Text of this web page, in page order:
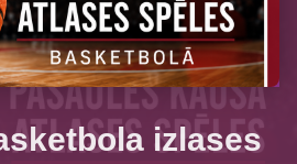
izlases